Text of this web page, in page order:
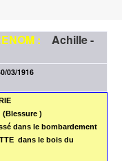
: Achille -
03/1916
(Blessure )
dans le bombardement
le bois du